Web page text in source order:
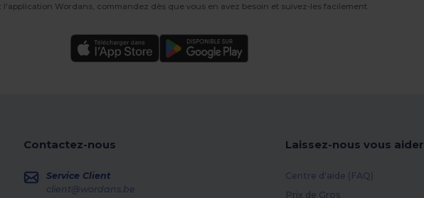
l'application Wordans, commandez dès que vous en avez besoin et suivez-les facilement.
Contactez-nous
Service Client
client@wordans.be
Laissez-nous vous aider
Centre d'aide (FAQ)
Prix de Gros